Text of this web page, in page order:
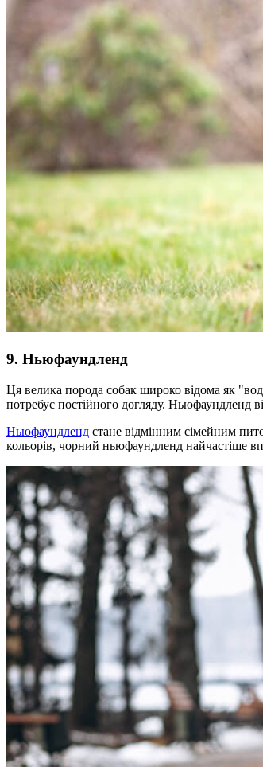
9. Ньюфаундленд
Ця велика порода собак широко відома як
потребує постійного догляду. Ньюфаундленд
Ньюфаундленд стане відмінним сімейним
кольорів, чорний ньюфаундленд найчастіше